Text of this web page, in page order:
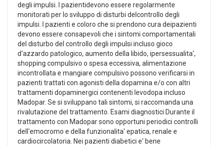
degli impulsi. I pazientidevono essere regolarmente
monitorati per lo sviluppo di disturbi delcontrollo degli
impulsi. I pazienti e coloro che si prendono cura deipazienti
devono essere consapevoli che i sintomi comportamentali
del disturbo del controllo degli impulsi incluso gioco
d'azzardo patologico, aumento della libido, ipersessualita',
shopping compulsivo o spesa eccessiva, alimentazione
incontrollata e mangiare compulsivo possono verificarsi in
pazienti trattati con agonisti della dopamina e/o con altri
trattamenti dopaminergici contenenti levodopa incluso
Madopar. Se si sviluppano tali sintomi, si raccomanda una
rivalutazione del trattamento. Esami diagnostici Durante il
trattamento con Madopar sono opportuni periodici controlli
dell'emocromo e della funzionalita' epatica, renale e
cardiocircolatoria. Nei pazienti diabetici e' bene